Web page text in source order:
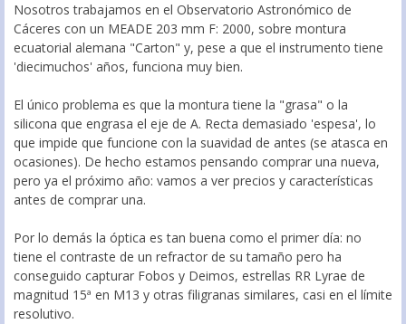
Nosotros trabajamos en el Observatorio Astronómico de
Cáceres con un MEADE 203 mm F: 2000, sobre montura
ecuatorial alemana "Carton" y, pese a que el instrumento tiene
'diecimuchos' años, funciona muy bien.
El único problema es que la montura tiene la "grasa" o la
silicona que engrasa el eje de A. Recta demasiado 'espesa', lo
que impide que funcione con la suavidad de antes (se atasca en
ocasiones). De hecho estamos pensando comprar una nueva,
pero ya el próximo año: vamos a ver precios y características
antes de comprar una.
Por lo demás la óptica es tan buena como el primer día: no
tiene el contraste de un refractor de su tamaño pero ha
conseguido capturar Fobos y Deimos, estrellas RR Lyrae de
magnitud 15ª en M13 y otras filigranas similares, casi en el límite
resolutivo.